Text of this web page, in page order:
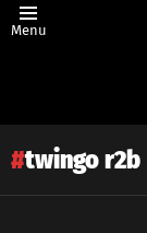
Menu
twingo r2b